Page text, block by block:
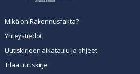
Mikä on Rakennusfakta?
Yhteystiedot
Uutiskirjeen aikataulu ja ohjeet
Tilaa uutiskirje